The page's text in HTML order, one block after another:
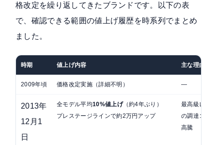
格改定を繰り返してきたブランドです。以下の表
で、確認できる範囲の値上げ履歴を時系列でまとめ
ました。
時期 値上げ内容 主な理由
2009年頃 価格改定実施（詳細不明） —
2013年
12月1
日
全モデル平均10%値上げ（約4年ぶり）
プレステージラインで約2万円アップ
最高級レザー
の調達コスト
高騰